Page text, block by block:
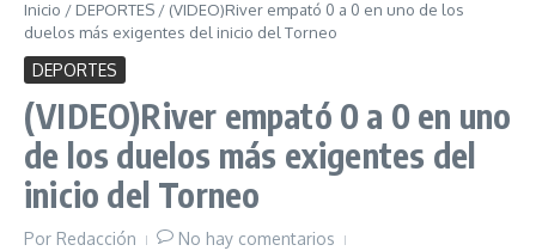
Inicio / DEPORTES / (VIDEO)River empató 0 a 0 en uno de los
duelos más exigentes del inicio del Torneo
DEPORTES
(VIDEO)River empató 0 a 0 en uno
de los duelos más exigentes del
inicio del Torneo
Por Redacción
No hay comentarios